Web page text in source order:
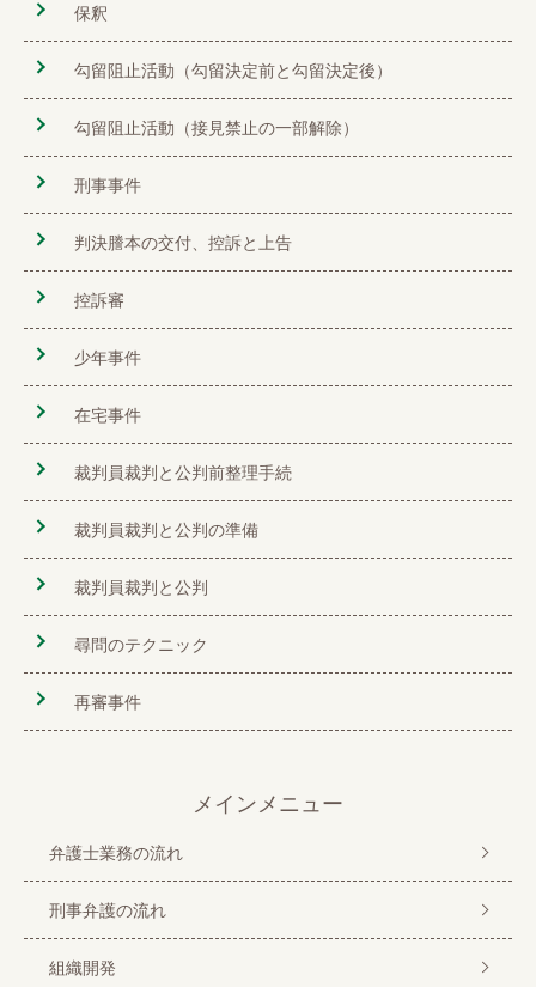
保釈
勾留阻止活動（勾留決定前と勾留決定後）
勾留阻止活動（接見禁止の一部解除）
刑事事件
判決謄本の交付、控訴と上告
控訴審
少年事件
在宅事件
裁判員裁判と公判前整理手続
裁判員裁判と公判の準備
裁判員裁判と公判
尋問のテクニック
再審事件
メインメニュー
弁護士業務の流れ
刑事弁護の流れ
組織開発